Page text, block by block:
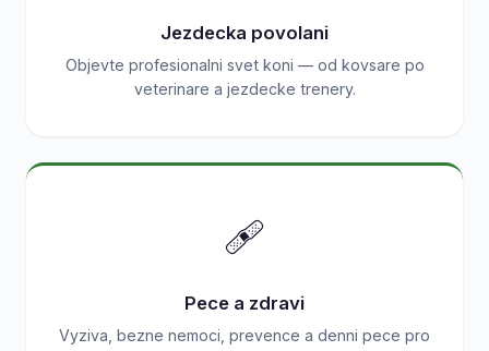
Jezdecka povolani
Objevte profesionalni svet koni — od kovsare po
veterinare a jezdecke trenery.
🩹
Pece a zdravi
Vyziva, bezne nemoci, prevence a denni pece pro